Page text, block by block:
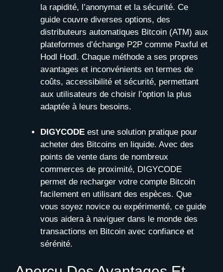
la rapidité, l’anonymat et la sécurité. Ce
guide couvre diverses options, des
distributeurs automatiques Bitcoin (ATM) aux
plateformes d’échange P2P comme Paxful et
Hodl Hodl. Chaque méthode a ses propres
avantages et inconvénients en termes de
coûts, accessibilité et sécurité, permettant
aux utilisateurs de choisir l’option la plus
adaptée à leurs besoins.
DIGYCODE est une solution pratique pour
acheter des Bitcoins en liquide. Avec des
points de vente dans de nombreux
commerces de proximité, DIGYCODE
permet de recharger votre compte Bitcoin
facilement en utilisant des espèces. Que
vous soyez novice ou expérimenté, ce guide
vous aidera à naviguer dans le monde des
transactions en Bitcoin avec confiance et
sérénité.